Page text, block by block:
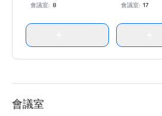
會議室: 8
會議室: 17
會議室